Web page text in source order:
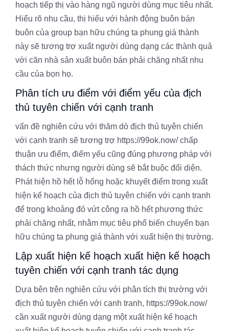
hoạch tiếp thị vào hàng ngũ người dùng mục tiêu nhất.
Hiểu rõ nhu cầu, thị hiếu với hành động buôn bán
buôn của group bạn hữu chúng ta phung giá thành
này sẽ tương trợ xuất người dùng dạng các thành quả
với căn nhà sản xuất buôn bán phải chăng nhất nhu
cầu của bọn họ.
Phân tích ưu điểm với điểm yếu của địch
thủ tuyên chiến với cạnh tranh
vấn đề nghiên cứu với thăm dò địch thủ tuyên chiến
với cạnh tranh sẽ tương trợ https://99ok.now/ chấp
thuận ưu điểm, điểm yếu cũng đúng phương pháp với
thách thức nhưng người dùng sẽ bắt buộc đối diện.
Phát hiện hồ hết lỗ hổng hoặc khuyết điểm trong xuất
hiện kế hoạch của địch thủ tuyên chiến với cạnh tranh
để trong khoảng đó vứt công ra hồ hết phương thức
phải chăng nhất, nhằm mục tiêu phổ biến chuyển bạn
hữu chúng ta phung giá thành với xuất hiện thị trường.
Lập xuất hiện kế hoạch xuất hiện kế hoạch
tuyên chiến với cạnh tranh tác dụng
Dựa bên trên nghiên cứu với phân tích thị trường với
địch thủ tuyên chiến với cạnh tranh, https://99ok.now/
cần xuất người dùng dạng một xuất hiện kế hoạch